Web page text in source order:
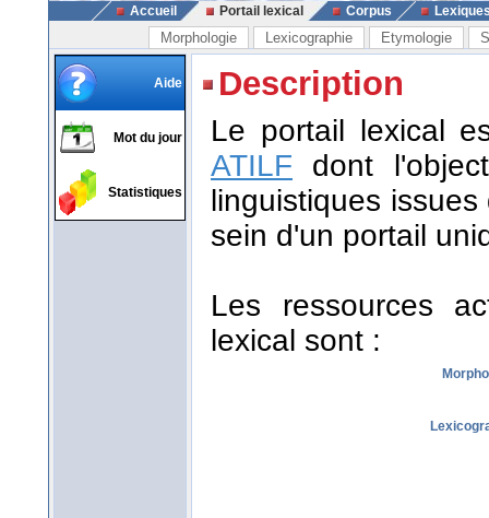
Accueil Portail lexical Corpus
Morphologie Lexicographie Etymologie
Aide
Mot du jour
Statistiques
Description
Le portail lexical
ATILF dont
linguistiques
sein d'un portail
Les ressources
lexical sont :